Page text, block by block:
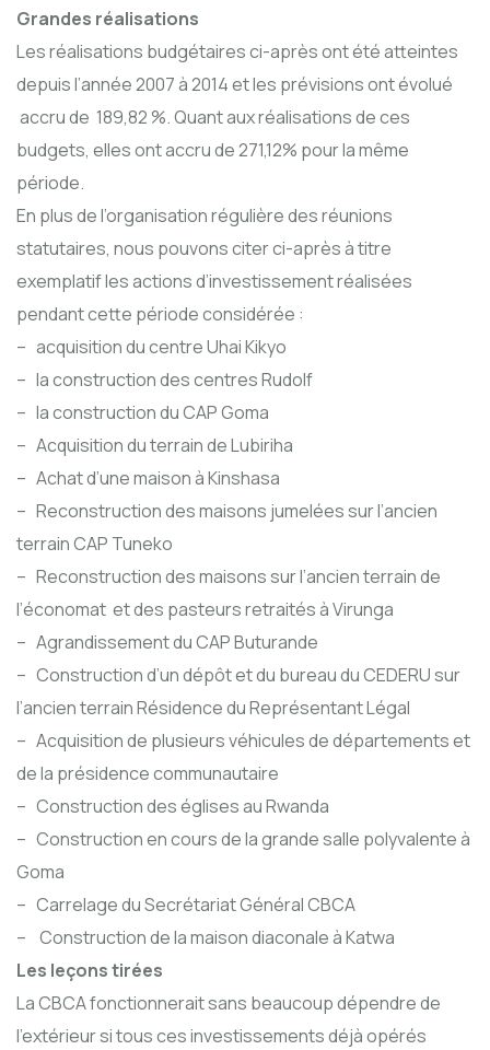
Grandes réalisations
Les réalisations budgétaires ci-après ont été atteintes
depuis l’année 2007 à 2014 et les prévisions ont évolué
accru de 189,82 %. Quant aux réalisations de ces
budgets, elles ont accru de 271,12% pour la même
période.
En plus de l’organisation régulière des réunions
statutaires, nous pouvons citer ci-après à titre
exemplatif les actions d’investissement réalisées
pendant cette période considérée :
– acquisition du centre Uhai Kikyo
– la construction des centres Rudolf
– la construction du CAP Goma
– Acquisition du terrain de Lubiriha
– Achat d’une maison à Kinshasa
– Reconstruction des maisons jumelées sur l’ancien
terrain CAP Tuneko
– Reconstruction des maisons sur l’ancien terrain de
l’économat et des pasteurs retraités à Virunga
– Agrandissement du CAP Buturande
– Construction d’un dépôt et du bureau du CEDERU sur
l’ancien terrain Résidence du Représentant Légal
– Acquisition de plusieurs véhicules de départements et
de la présidence communautaire
– Construction des églises au Rwanda
– Construction en cours de la grande salle polyvalente à
Goma
– Carrelage du Secrétariat Général CBCA
– Construction de la maison diaconale à Katwa
Les leçons tirées
La CBCA fonctionnerait sans beaucoup dépendre de
l’extérieur si tous ces investissements déjà opérés